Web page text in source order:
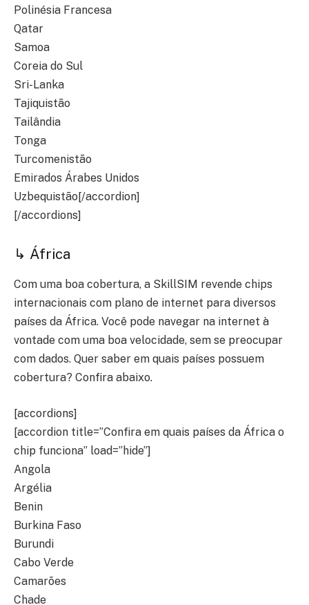
Polinésia Francesa
Qatar
Samoa
Coreia do Sul
Sri-Lanka
Tajiquistão
Tailândia
Tonga
Turcomenistão
Emirados Árabes Unidos
Uzbequistão[/accordion]
[/accordions]
↳ África
Com uma boa cobertura, a SkillSIM revende chips
internacionais com plano de internet para diversos
países da África. Você pode navegar na internet à
vontade com uma boa velocidade, sem se preocupar
com dados. Quer saber em quais países possuem
cobertura? Confira abaixo.
[accordions]
[accordion title=”Confira em quais países da África o
chip funciona” load=”hide”]
Angola
Argélia
Benin
Burkina Faso
Burundi
Cabo Verde
Camarões
Chade